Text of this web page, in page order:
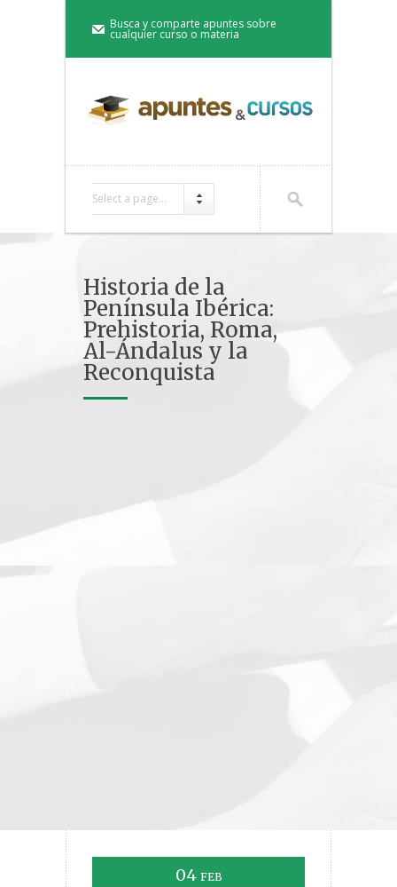
Busca y comparte apuntes sobre
cualquier curso o materia
Select a page...
Historia de la
Península Ibérica:
Prehistoria, Roma,
Al-Ándalus y la
Reconquista
04 FEB